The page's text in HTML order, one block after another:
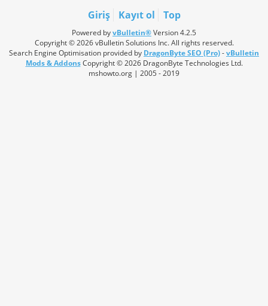
Giriş Kayıt ol Top
Powered byvBulletin®Version 4.2.5
Copyright © 2026 vBulletin Solutions Inc. All rights reserved.
Search Engine Optimisation provided by DragonByte SEO (Pro)-vBulletin
Mods & AddonsCopyright © 2026 DragonByte Technologies Ltd.
mshowto.org | 2005 - 2019